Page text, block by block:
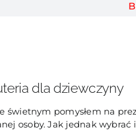
dla dziewczyny
świetnym pomysłem na
osoby. Jak jednak